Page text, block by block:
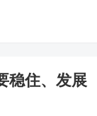
稳住、发展